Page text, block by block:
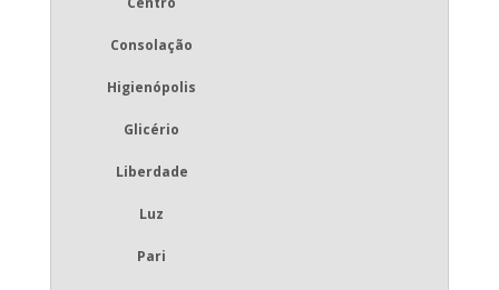
Consolação
Higienópolis
Glicério
Liberdade
Luz
Pari